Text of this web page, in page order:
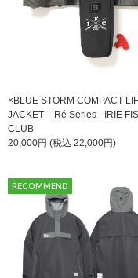
×BLUE STORM COMPACT
JACKET – Ré Series - IRIE
CLUB
20,000円 (税込 22,000円)
RECOMMEND